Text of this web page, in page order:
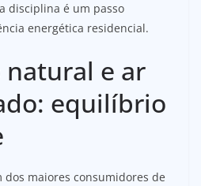
disciplina é um passo
energética residencial.
e ar
equilíbrio
dos maiores consumidores de